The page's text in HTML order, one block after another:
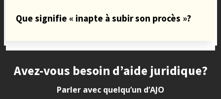
Que signifie « inapte à subir son procès »?
Site footer
Avez-vous besoin d’aide juridique?
Parler avec quelqu’un d’AJO